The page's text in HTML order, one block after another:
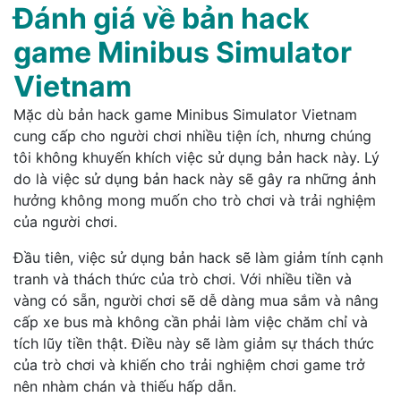
Đánh giá về bản hack
game Minibus Simulator
Vietnam
Mặc dù bản hack game Minibus Simulator Vietnam
cung cấp cho người chơi nhiều tiện ích, nhưng chúng
tôi không khuyến khích việc sử dụng bản hack này. Lý
do là việc sử dụng bản hack này sẽ gây ra những ảnh
hưởng không mong muốn cho trò chơi và trải nghiệm
của người chơi.
Đầu tiên, việc sử dụng bản hack sẽ làm giảm tính cạnh
tranh và thách thức của trò chơi. Với nhiều tiền và
vàng có sẵn, người chơi sẽ dễ dàng mua sắm và nâng
cấp xe bus mà không cần phải làm việc chăm chỉ và
tích lũy tiền thật. Điều này sẽ làm giảm sự thách thức
của trò chơi và khiến cho trải nghiệm chơi game trở
nên nhàm chán và thiếu hấp dẫn.